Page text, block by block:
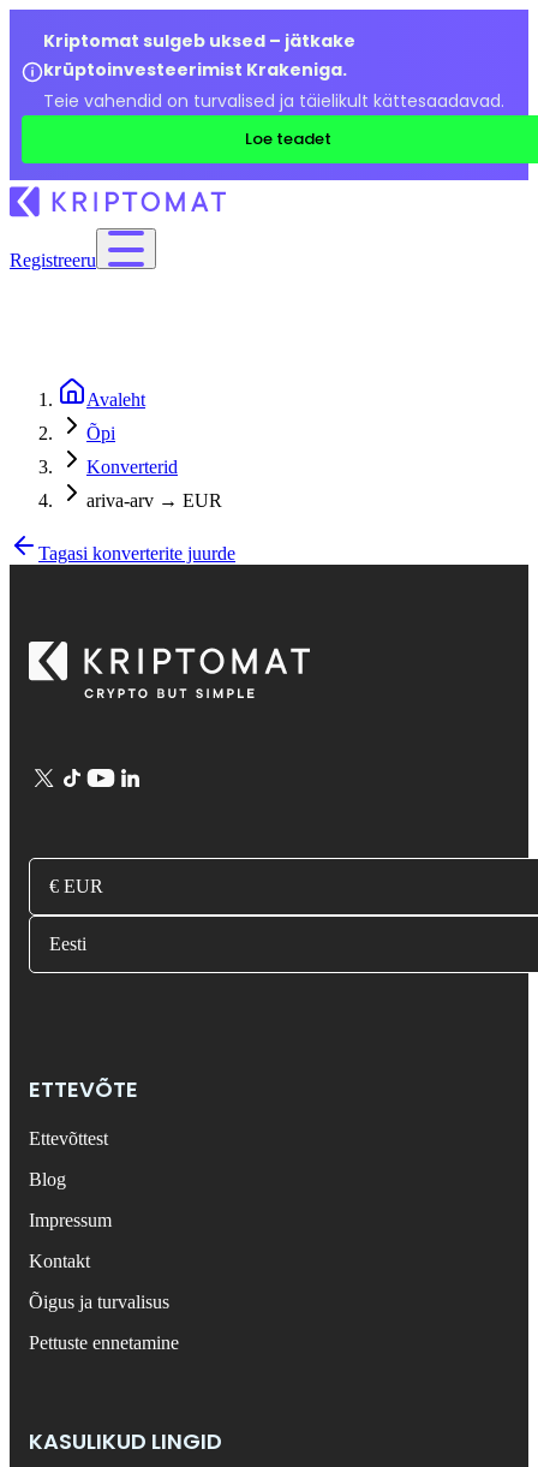
Kriptomat sulgeb uksed – jätkake
krüptoinvesteerimist Krakeniga.
Teie vahendid on turvalised ja täielikult kättesaadavad.
Loe teadet
Registreeru
Avaleht
Õpi
Konverterid
ariva-arv → EUR
Tagasi konverterite juurde
€ EUR
Eesti
ETTEVÕTE
Ettevõttest
Blog
Impressum
Kontakt
Õigus ja turvalisus
Pettuste ennetamine
KASULIKUD LINGID